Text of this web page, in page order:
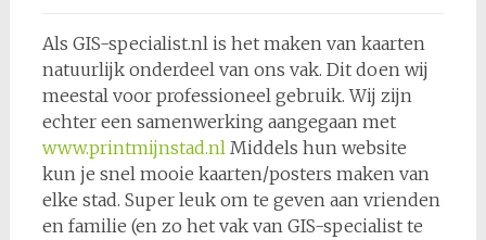
Als GIS-specialist.nl is het maken van kaarten
natuurlijk onderdeel van ons vak. Dit doen wij
meestal voor professioneel gebruik. Wij zijn
echter een samenwerking aangegaan met
www.printmijnstad.nl Middels hun website
kun je snel mooie kaarten/posters maken van
elke stad. Super leuk om te geven aan vrienden
en familie (en zo het vak van GIS-specialist te